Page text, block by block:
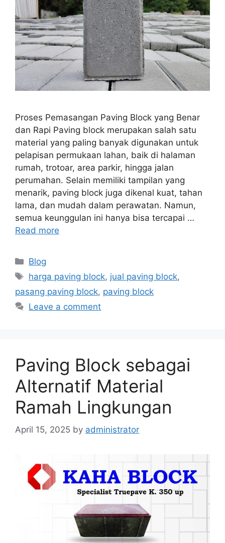
Proses Pemasangan Paving Block yang Benar
dan Rapi Paving block merupakan salah satu
material yang paling banyak digunakan untuk
pelapisan permukaan lahan, baik di halaman
rumah, trotoar, area parkir, hingga jalan
perumahan. Selain memiliki tampilan yang
menarik, paving block juga dikenal kuat, tahan
lama, dan mudah dalam perawatan. Namun,
semua keunggulan ini hanya bisa tercapai …
Read more
Blog
harga paving block, jual paving block,
pasang paving block, paving block
Leave a comment
Paving Block sebagai
Alternatif Material
Ramah Lingkungan
April 15, 2025 by administrator